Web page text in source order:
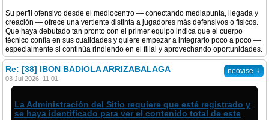
Su perfil ofensivo desde el mediocentro — conectando mediapunta, llegada y
creación — ofrece una vertiente distinta a jugadores más defensivos o físicos.
Que haya debutado tan pronto con el primer equipo indica que el cuerpo
técnico confía en sus cualidades y quiere empezar a integrarlo poco a poco —
especialmente si continúa rindiendo en el filial y aprovechando oportunidades.
neovise ↓
Re: [38] IBON BADIOLA ARRIZABALAGA
03 Jul 2026, 11:01
La Administración del Sitio requiere que esté registrado y
se haya identificado para ver el contenido total de este